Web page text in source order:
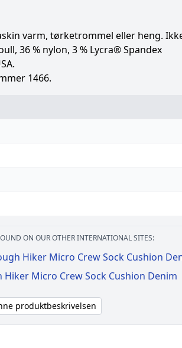
varm, tørketrommel eller heng.
36 % nylon, 3 % Lycra® Spandex
1466.
ON OUR OTHER INTERNATIONAL SITES:
Hiker Micro Crew Sock Cushion
Hiker Micro Crew Sock Cushion Denim
produktbeskrivelsen